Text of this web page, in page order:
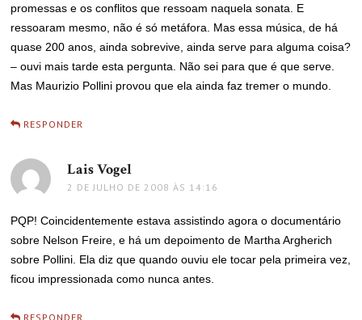
promessas e os conflitos que ressoam naquela sonata. E
ressoaram mesmo, não é só metáfora. Mas essa música, de há
quase 200 anos, ainda sobrevive, ainda serve para alguma coisa?
– ouvi mais tarde esta pergunta. Não sei para que é que serve.
Mas Maurizio Pollini provou que ela ainda faz tremer o mundo.
RESPONDER
Lais Vogel
2 DE JULHO DE 2008 ÀS 14:16
PQP! Coincidentemente estava assistindo agora o documentário
sobre Nelson Freire, e há um depoimento de Martha Argherich
sobre Pollini. Ela diz que quando ouviu ele tocar pela primeira vez,
ficou impressionada como nunca antes.
RESPONDER